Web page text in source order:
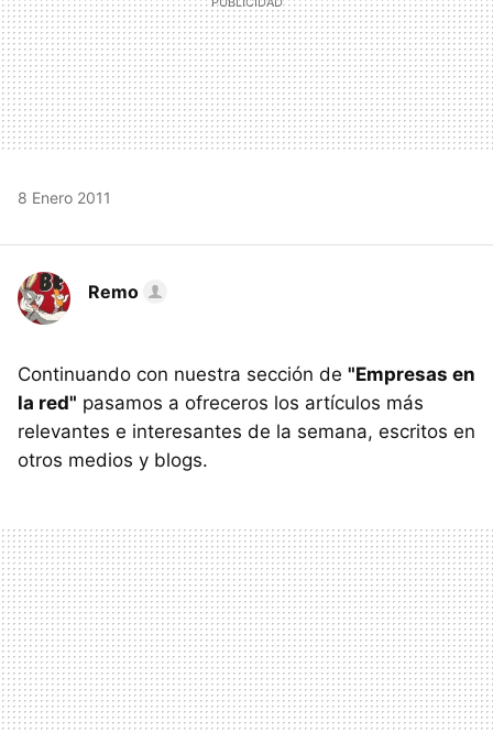
8 Enero 2011
Remo
Continuando con nuestra sección de "Empresas en
la red" pasamos a ofreceros los artículos más
relevantes e interesantes de la semana, escritos en
otros medios y blogs.